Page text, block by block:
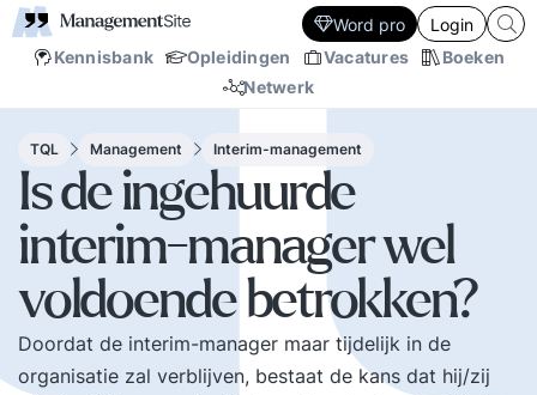
Kennisbank Opleidingen Vacatures
Boeken
Netwerk
Word pro Login
TQL Management Interim-management
Is de ingehuurde
interim-manager wel
voldoende betrokken?
Doordat de interim-manager maar tijdelijk in de
organisatie zal verblijven, bestaat de kans dat hij/zij